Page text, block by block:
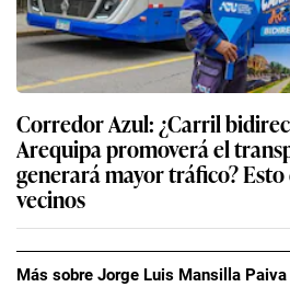
Corredor Azul: ¿Carril
Arequipa promoverá el
generará mayor tráfico?
vecinos
Más sobre Jorge Luis Mansilla Paiva